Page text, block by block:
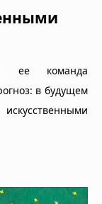
ее команда
в будущем